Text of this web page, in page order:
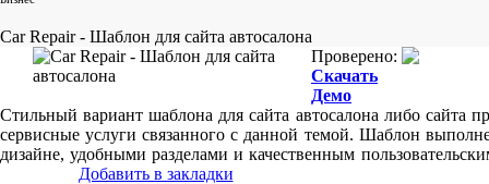
Car Repair - Шаблон для сайта автосалона
Проверено:
Скачать
Демо
Стильный вариант шаблона для сайта автосалона либо сайта
сервисные услуги связанного с данной темой. Шаблон
дизайне, удобными разделами и качественным
Добавить в закладки